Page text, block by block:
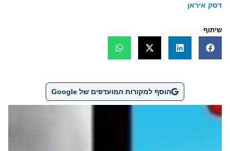
דסק איראן
שיתוף
הוסף למקורות המועדפים של Google